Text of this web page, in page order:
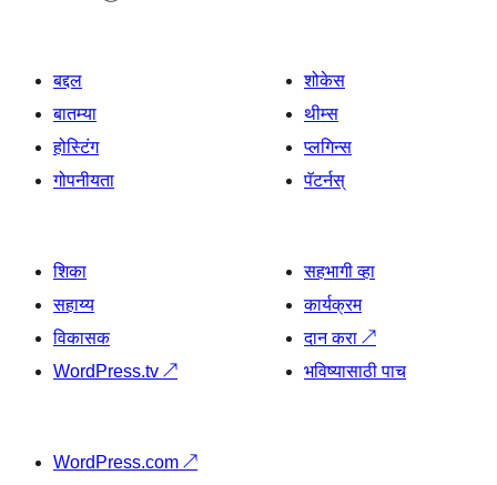
बद्दल
बातम्या
होस्टिंग
गोपनीयता
शोकेस
थीम्स
प्लगिन्स
पॅटर्नस्
शिका
सहाय्य
विकासक
WordPress.tv ↗
सहभागी व्हा
कार्यक्रम
दान करा ↗
भविष्यासाठी पाच
WordPress.com ↗